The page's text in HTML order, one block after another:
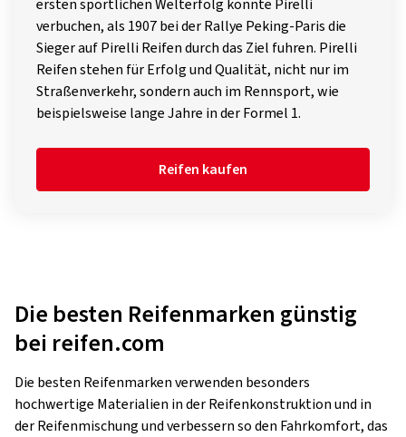
ersten sportlichen Welterfolg konnte Pirelli
verbuchen, als 1907 bei der Rallye Peking-Paris die
Sieger auf Pirelli Reifen durch das Ziel fuhren. Pirelli
Reifen stehen für Erfolg und Qualität, nicht nur im
Straßenverkehr, sondern auch im Rennsport, wie
beispielsweise lange Jahre in der Formel 1.
Reifen kaufen
Die besten Reifenmarken günstig
bei reifen.com
Die besten Reifenmarken verwenden besonders
hochwertige Materialien in der Reifenkonstruktion und in
der Reifenmischung und verbessern so den Fahrkomfort, das